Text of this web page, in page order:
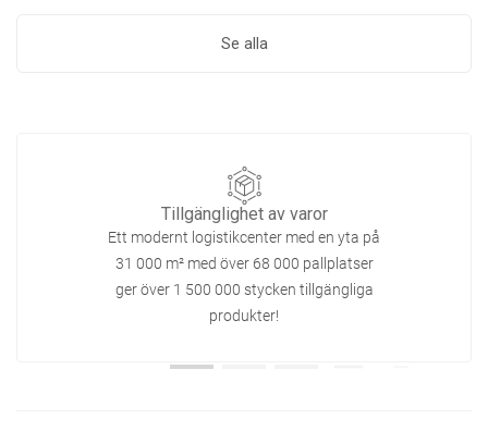
Se alla
Tillgänglighet av varor
Ett modernt logistikcenter med en yta på
31 000 m² med över 68 000 pallplatser
ger över 1 500 000 stycken tillgängliga
produkter!